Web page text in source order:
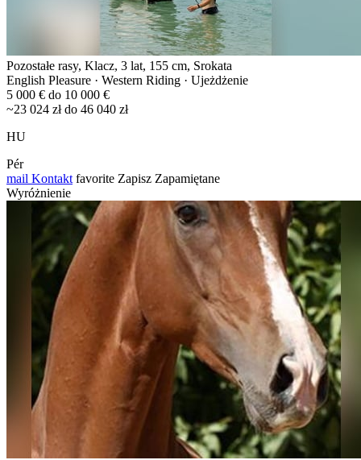
Pozostałe rasy, Klacz, 3 lat, 155 cm, Srokata
English Pleasure · Western Riding · Ujeżdżenie
5 000 € do 10 000 €
~23 024 zł do 46 040 zł
HU
Pér
mail Kontakt favorite Zapisz Zapamiętane
Wyróżnienie